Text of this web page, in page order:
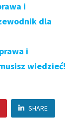
i
dla
i
wiedzieć!
SHARE